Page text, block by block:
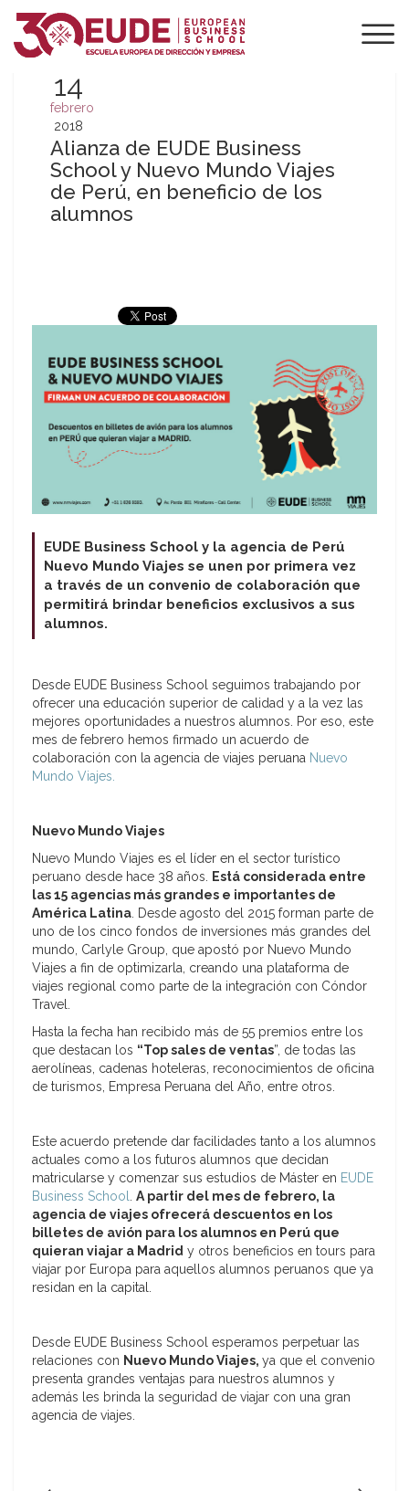
14
febrero
2018
Alianza de EUDE Business
School y Nuevo Mundo Viajes
de Perú, en beneficio de los
alumnos
EUDE Business School y la agencia de Perú
Nuevo Mundo Viajes se unen por primera vez
a través de un convenio de colaboración que
permitirá brindar beneficios exclusivos a sus
alumnos.
Desde EUDE Business School seguimos trabajando por
ofrecer una educación superior de calidad y a la vez las
mejores oportunidades a nuestros alumnos. Por eso, este
mes de febrero hemos firmado un acuerdo de
colaboración con la agencia de viajes peruana Nuevo
Mundo Viajes.
Nuevo Mundo Viajes
Nuevo Mundo Viajes es el líder en el sector turístico
peruano desde hace 38 años. Está considerada entre
las 15 agencias más grandes e importantes de
América Latina. Desde agosto del 2015 forman parte de
uno de los cinco fondos de inversiones más grandes del
mundo, Carlyle Group, que apostó por Nuevo Mundo
Viajes a fin de optimizarla, creando una plataforma de
viajes regional como parte de la integración con Cóndor
Travel.
Hasta la fecha han recibido más de 55 premios entre los
que destacan los “Top sales de ventas”, de todas las
aerolíneas, cadenas hoteleras, reconocimientos de oficina
de turismos, Empresa Peruana del Año, entre otros.
Este acuerdo pretende dar facilidades tanto a los alumnos
actuales como a los futuros alumnos que decidan
matricularse y comenzar sus estudios de Máster en EUDE
Business School. A partir del mes de febrero, la
agencia de viajes ofrecerá descuentos en los
billetes de avión para los alumnos en Perú que
quieran viajar a Madrid y otros beneficios en tours para
viajar por Europa para aquellos alumnos peruanos que ya
residan en la capital.
Desde EUDE Business School esperamos perpetuar las
relaciones con Nuevo Mundo Viajes, ya que el convenio
presenta grandes ventajas para nuestros alumnos y
además les brinda la seguridad de viajar con una gran
agencia de viajes.